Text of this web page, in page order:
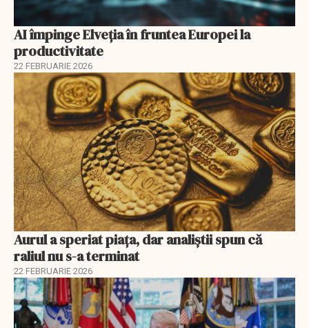
AI împinge Elveția în fruntea Europei la
productivitate
22 FEBRUARIE 2026
Aurul a speriat piața, dar analiștii spun că
raliul nu s-a terminat
22 FEBRUARIE 2026